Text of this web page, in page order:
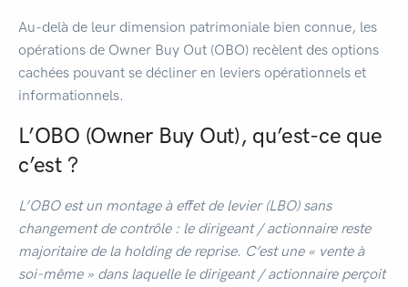
Au-delà de leur dimension patrimoniale bien connue, les
opérations de Owner Buy Out (OBO) recèlent des options
cachées pouvant se décliner en leviers opérationnels et
informationnels.
L’OBO (Owner Buy Out), qu’est-ce que
c’est ?
L’OBO est un montage à effet de levier (LBO) sans
changement de contrôle : le dirigeant / actionnaire reste
majoritaire de la holding de reprise. C’est une « vente à
soi-même » dans laquelle le dirigeant / actionnaire perçoit